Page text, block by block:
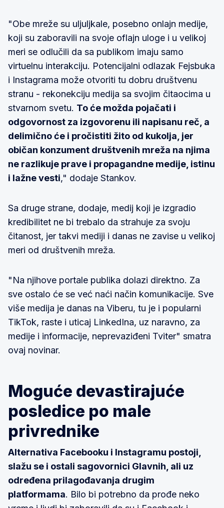
"Obe mreže su uljuljkale, posebno onlajn medije,
koji su zaboravili na svoje oflajn uloge i u velikoj
meri se odlučili da sa publikom imaju samo
virtuelnu interakciju. Potencijalni odlazak Fejsbuka
i Instagrama može otvoriti tu dobru društvenu
stranu - rekonekciju medija sa svojim čitaocima u
stvarnom svetu. To će možda pojačati i
odgovornost za izgovorenu ili napisanu reč, a
delimično će i pročistiti žito od kukolja, jer
običan konzument društvenih mreža na njima
ne razlikuje prave i propagandne medije, istinu
i lažne vesti," dodaje Stankov.
Sa druge strane, dodaje, medij koji je izgradio
kredibilitet ne bi trebalo da strahuje za svoju
čitanost, jer takvi mediji i danas ne zavise u velikoj
meri od društvenih mreža.
"Na njihove portale publika dolazi direktno. Za
sve ostalo će se već naći način komunikacije. Sve
više medija je danas na Viberu, tu je i popularni
TikTok, raste i uticaj LinkedIna, uz naravno, za
medije i informacije, neprevaziđeni Tviter" smatra
ovaj novinar.
Moguće devastirajuće
posledice po male
privrednike
Alternativa Facebooku i Instagramu postoji,
slažu se i ostali sagovornici Glavnih, ali uz
određena prilagođavanja drugim
platformama. Bilo bi potrebno da prođe neko